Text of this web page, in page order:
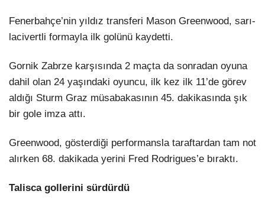
Fenerbahçe’nin yıldız transferi Mason Greenwood, sarı-
lacivertli formayla ilk golünü kaydetti.
Gornik Zabrze karşısında 2 maçta da sonradan oyuna
dahil olan 24 yaşındaki oyuncu, ilk kez ilk 11’de görev
aldığı Sturm Graz müsabakasının 45. dakikasında şık
bir gole imza attı.
Greenwood, gösterdiği performansla taraftardan tam not
alırken 68. dakikada yerini Fred Rodrigues’e bıraktı.
Talisca gollerini sürdürdü